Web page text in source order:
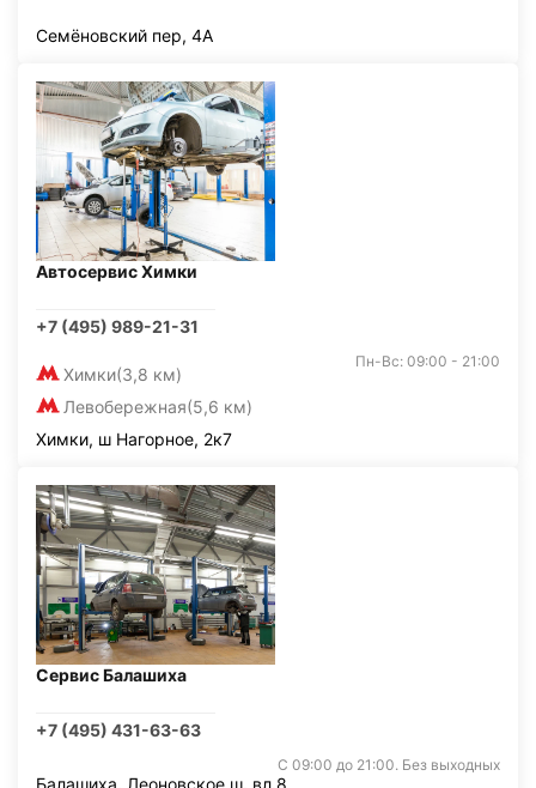
Семёновский пер, 4А
Автосервис Химки
+7 (495) 989-21-31
Химки(3,8 км)
Левобережная(5,6 км)
Пн-Вс: 09:00 - 21:00
Химки, ш Нагорное, 2к7
Сервис Балашиха
+7 (495) 431-63-63
С 09:00 до 21:00. Без выходных
Балашиха, Леоновское ш. вл.8